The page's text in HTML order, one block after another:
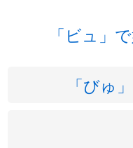
「ビュ」
「びゅ